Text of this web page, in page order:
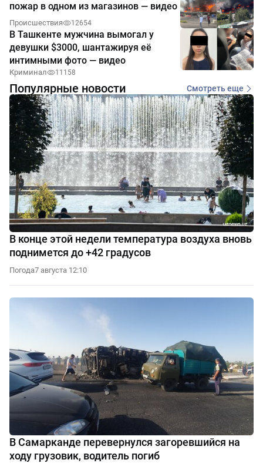
пожар в одном из магазинов — видео
Происшествия 12654
В Ташкенте мужчина вымогал у
девушки $3000, шантажируя её
интимными фото — видео
Криминал 11158
Популярные новости Смотреть еще
В конце этой недели температура воздуха вновь
поднимется до +42 градусов
Погода7 августа 12:10
В Самарканде перевернулся загоревшийся на
ходу грузовик, водитель погиб